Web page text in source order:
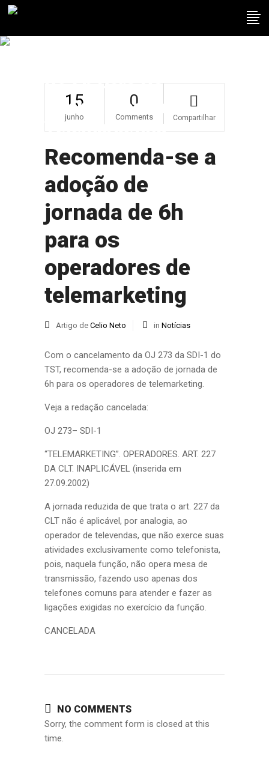
De 6h Para Os
Operadores De
Telemarketing
15
junho
0
Comments Compartilhar
Recomenda-se a
adoção de
jornada de 6h
para os
operadores de
telemarketing
Artigo de Celio Neto in Notícias
Com o cancelamento da OJ 273 da SDI-1 do
TST, recomenda-se a adoção de jornada de
6h para os operadores de telemarketing.
Veja a redação cancelada:
OJ 273– SDI-1
“TELEMARKETING”. OPERADORES. ART. 227
DA CLT. INAPLICÁVEL (inserida em
27.09.2002)
A jornada reduzida de que trata o art. 227 da
CLT não é aplicável, por analogia, ao
operador de televendas, que não exerce suas
atividades exclusivamente como telefonista,
pois, naquela função, não opera mesa de
transmissão, fazendo uso apenas dos
telefones comuns para atender e fazer as
ligações exigidas no exercício da função.
CANCELADA
NO COMMENTS
Sorry, the comment form is closed at this
time.